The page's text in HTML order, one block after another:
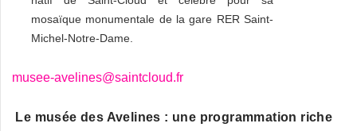
mosaïque monumentale de la gare RER Saint-
Michel-Notre-Dame.
musee-avelines@saintcloud.fr
Le musée des Avelines : une programmation riche